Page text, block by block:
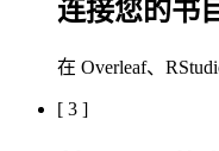
连接您的书
在 Overleaf、
[ 3 ]